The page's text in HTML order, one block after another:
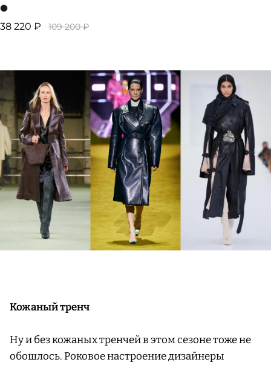
38 220 ₽ 109 200 ₽
Кожаный тренч
Ну и без кожаных тренчей в этом сезоне тоже не
обошлось. Роковое настроение дизайнеры